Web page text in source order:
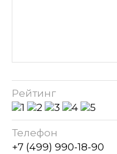
Рейтинг
Телефон
+7 (499) 990-18-90